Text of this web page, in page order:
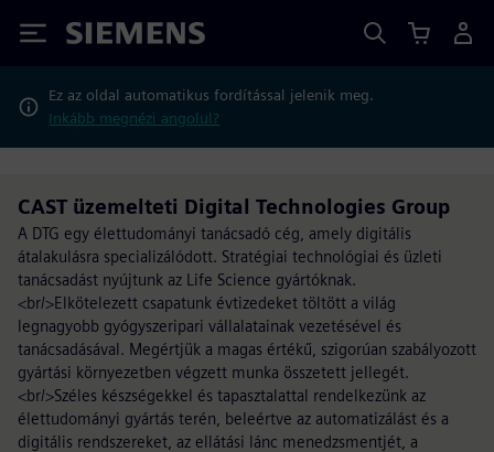
Siemens
Ez az oldal automatikus fordítással jelenik meg.
Inkább megnézi angolul?
CAST üzemelteti Digital Technologies Group
A DTG egy élettudományi tanácsadó cég, amely digitális
átalakulásra specializálódott. Stratégiai technológiai és üzleti
tanácsadást nyújtunk az Life Science gyártóknak.
<br/>Elkötelezett csapatunk évtizedeket töltött a világ
legnagyobb gyógyszeripari vállalatainak vezetésével és
tanácsadásával. Megértjük a magas értékű, szigorúan szabályozott
gyártási környezetben végzett munka összetett jellegét.
<br/>Széles készségekkel és tapasztalattal rendelkezünk az
élettudományi gyártás terén, beleértve az automatizálást és a
digitális rendszereket, az ellátási lánc menedzsmentjét, a